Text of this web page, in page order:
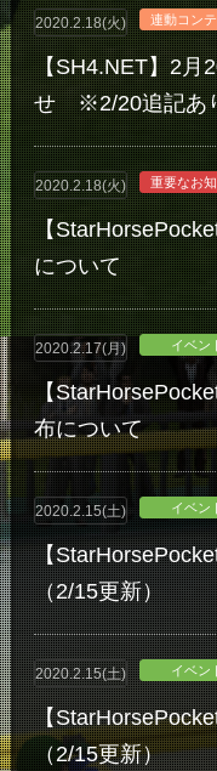
2020.2.18(火) 連動コン
【SH4.NET】2月
せ ※2/20追記あ
2020.2.18(火) 重要なお
【
について
2020.2.17(月) イベン
【
布について
2020.2.15(土) イベン
【
（2/15更新）
2020.2.15(土) イベン
【
（2/15更新）